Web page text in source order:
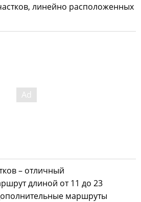
линейно расположенных
– отличный
длиной от 11 до 23
маршруты